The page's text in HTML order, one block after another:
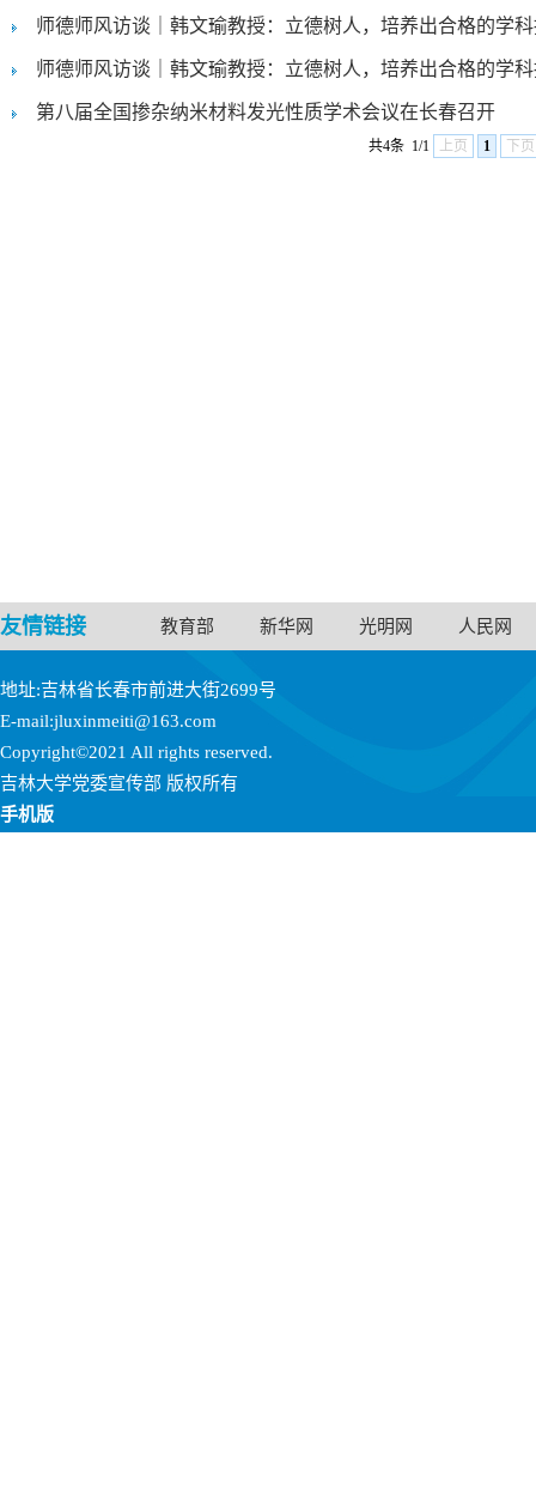
师德师风访谈｜韩文瑜教授：立德树人，培养出合格的学
师德师风访谈｜韩文瑜教授：立德树人，培养出合格的学
第八届全国掺杂纳米材料发光性质学术会议在长春召开
共4条 1/1 上页 1 下页
友情链接 教育部 新华网 光明网 人民网
地址:吉林省长春市前进大街2699号
E-mail:jluxinmeiti@163.com
Copyright©2021 All rights reserved.
吉林大学党委宣传部 版权所有
手机版